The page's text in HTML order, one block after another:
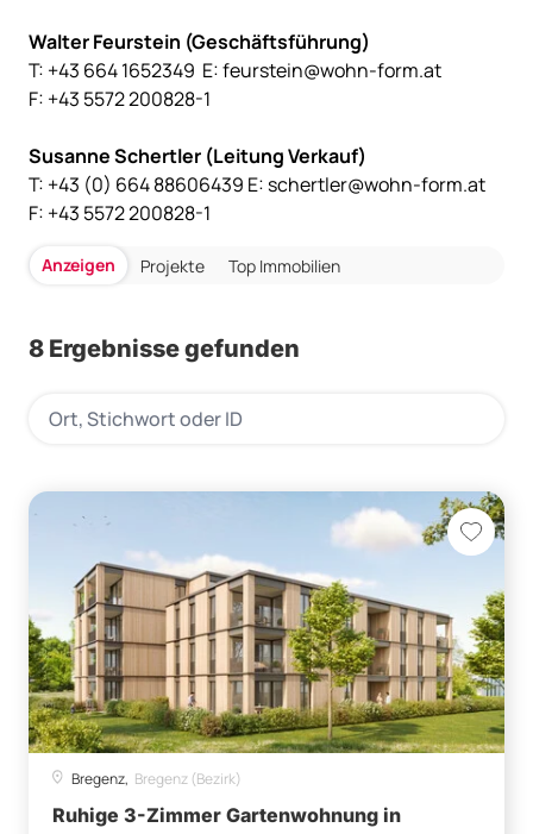
Walter Feurstein (Geschäftsführung)
T: +43 664 1652349 E:feurstein@wohn-form.at
F: +43 5572 200828-1
Susanne Schertler (Leitung Verkauf)
T: +43 (0) 664 88606439 E: schertler@wohn-form.at
F: +43 5572 200828-1
Anzeigen Projekte Top Immobilien
8 Ergebnisse gefunden
Bregenz, Bregenz (Bezirk)
Ruhige 3-Zimmer Gartenwohnung in